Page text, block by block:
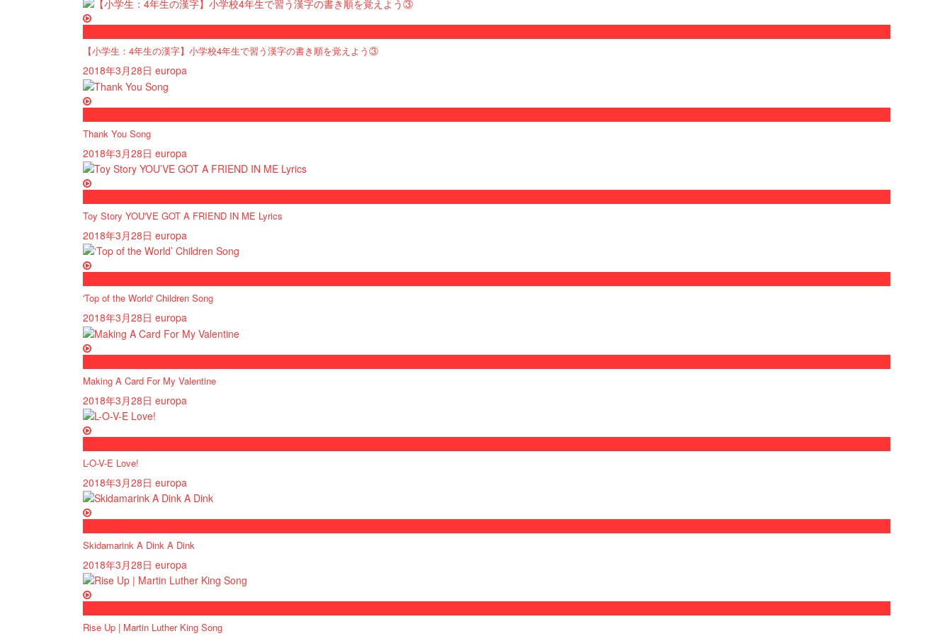
【小学生：4年生の漢字】小学校4年生で習う漢字の書き順を覚えよう③
2018年3月28日 europa
Thank You Song
2018年3月28日 europa
Toy Story YOU'VE GOT A FRIEND IN ME Lyrics
2018年3月28日 europa
'Top of the World' Children Song
2018年3月28日 europa
Making A Card For My Valentine
2018年3月28日 europa
L-O-V-E Love!
2018年3月28日 europa
Skidamarink A Dink A Dink
2018年3月28日 europa
Rise Up | Martin Luther King Song